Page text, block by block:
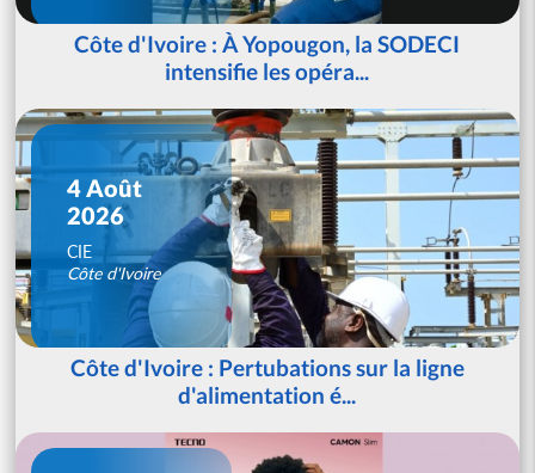
Côte d'Ivoire : À Yopougon, la SODECI
intensifie les opéra...
4 Août
2026
CIE
Côte d'Ivoire
Côte d'Ivoire : Pertubations sur la ligne
d'alimentation é...